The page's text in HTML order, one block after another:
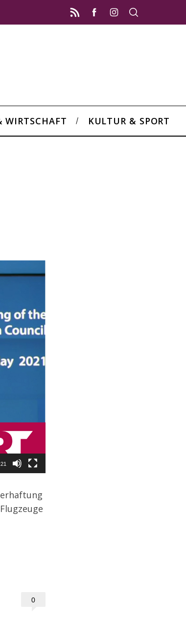
WIRTSCHAFT KULTUR & SPORT
0